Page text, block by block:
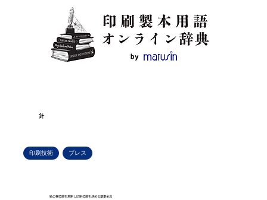
針
印刷技術 プレス
紙の横位置を規制し印刷位置を決める基準金具